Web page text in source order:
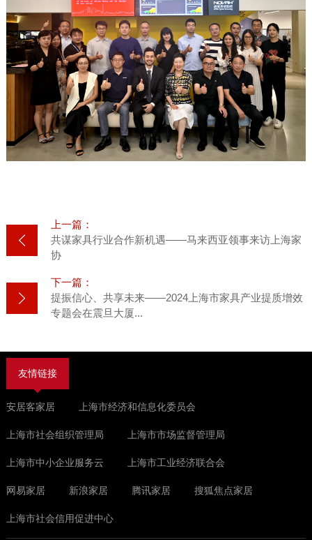
上一篇：
共谋家具行业合作新机遇——马来西亚领事来访上海家
协
下一篇：
提振信心、共享未来——2024上海市家具产业提质增效
专题会在震旦大厦...
友情链接
安居客家居 上海市经济和信息化委员会
上海市社会组织管理局 上海市市场监督管理局
上海市中小企业服务云 上海市工业经济联合会
网易家居 新浪家居 腾讯家居 搜狐焦点家居
上海市社会信用促进中心